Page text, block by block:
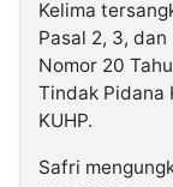
Kelima
Pasal 2, 3, dan
Nomor 20
Tindak Pidana
KUHP.
Safri